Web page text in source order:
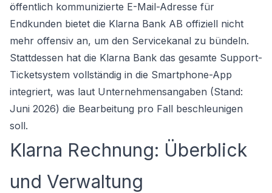
öffentlich kommunizierte E-Mail-Adresse für
Endkunden bietet die Klarna Bank AB offiziell nicht
mehr offensiv an, um den Servicekanal zu bündeln.
Stattdessen hat die Klarna Bank das gesamte Support-
Ticketsystem vollständig in die Smartphone-App
integriert, was laut Unternehmensangaben (Stand:
Juni 2026) die Bearbeitung pro Fall beschleunigen
soll.
Klarna Rechnung: Überblick
und Verwaltung